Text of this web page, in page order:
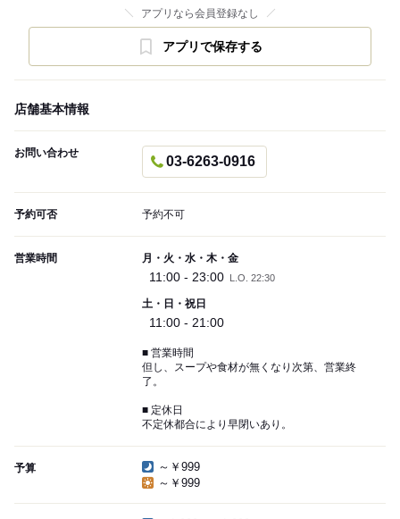
アプリなら会員登録なし
アプリで保存する
店舗基本情報
お問い合わせ
03-6263-0916
予約可否 予約不可
営業時間 月・火・水・木・金
11:00 - 23:00 L.O. 22:30
土・日・祝日
11:00 - 21:00
■ 営業時間
但し、スープや食材が無くなり次第、営業終
了。
■ 定休日
不定休都合により早閉いあり。
予算
～￥999
～￥999